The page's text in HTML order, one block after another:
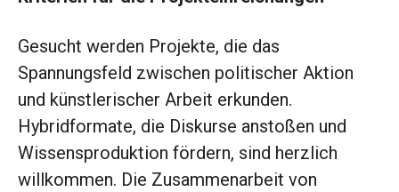
Gesucht werden Projekte, die das
Spannungsfeld zwischen politischer Aktion
und künstlerischer Arbeit erkunden.
Hybridformate, die Diskurse anstoßen und
Wissensproduktion fördern, sind herzlich
willkommen. Die Zusammenarbeit von